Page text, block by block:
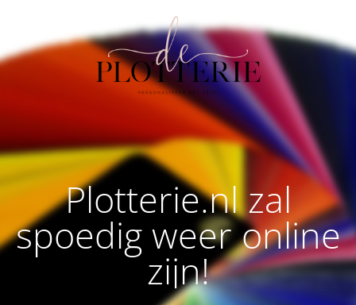
Plotterie.nl zal
spoedig weer online
zijn!